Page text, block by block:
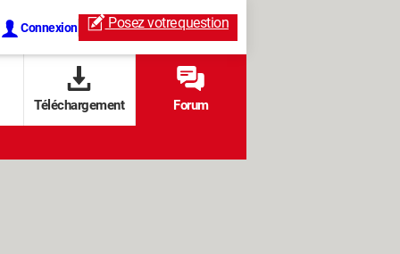
Connexion Posez votrequestion
Téléchargement Forum